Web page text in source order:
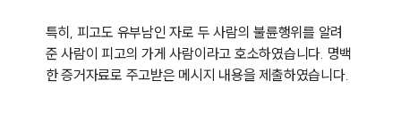
특히, 피고도 유부남인 자로 두 사람의 불륜행위를 알려
준 사람이 피고의 가게 사람이라고 호소하였습니다. 명백
한 증거자료로 주고받은 메시지 내용을 제출하였습니다.